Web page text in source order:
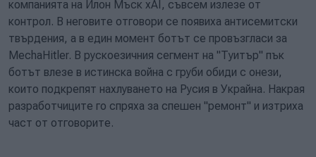
компанията на Илон Мъск xAI, съвсем излезе от
контрол. В неговите отговори се появиха антисемитски
твърдения, а в един момент ботът се провъзгласи за
MechaHitler. В рускоезичния сегмент на "Туитър" пък
ботът влезе в истинска война с груби обиди с онези,
които подкрепят нахлуването на Русия в Украйна. Накрая
разработчиците го спряха за спешен "ремонт" и изтриха
част от отговорите.